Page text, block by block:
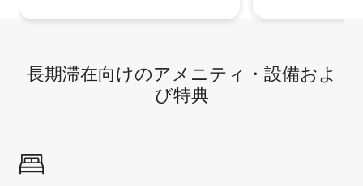
長期滞在向け⁠のア⁠メ⁠ニ⁠テ⁠ィ⁠・設⁠備⁠およ
び特⁠典